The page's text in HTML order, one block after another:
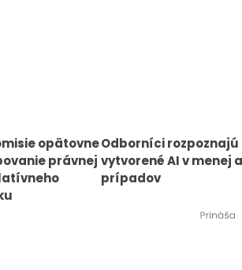
opätovne
právnej
Odborníci
vytvorené AI v menej
prípadov